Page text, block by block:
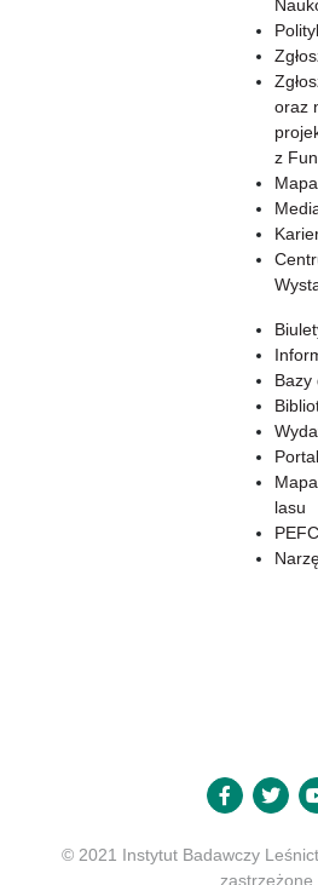
oraz
z
Bazy
lasu
PEFC
© 2021 Instytut Badawczy
zastrzeżone